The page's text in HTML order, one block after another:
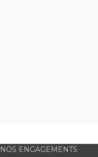
NOS ENGAGEMENTS